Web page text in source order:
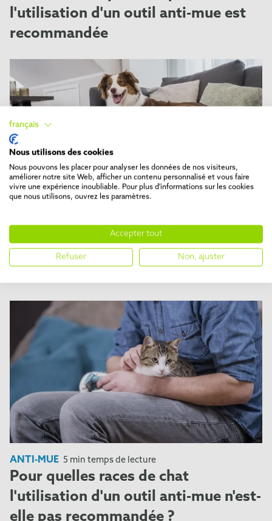
l'utilisation d'un outil anti-mue est
recommandée
Pour quelles races de chien un
brossage anti-mue n'est-il pas
ANTI-MUE 5 min temps de lecture
Pour quelles races de chat
l'utilisation d'un outil anti-mue n'est-
elle pas recommandée ?
français
Nous utilisons des cookies
Nous pouvons les placer pour analyser les données de nos visiteurs,
améliorer notre site Web, afficher un contenu personnalisé et vous faire
vivre une expérience inoubliable. Pour plus d'informations sur les cookies
que nous utilisons, ouvrez les paramètres.
Accepter tout
Refuser Non, ajuster